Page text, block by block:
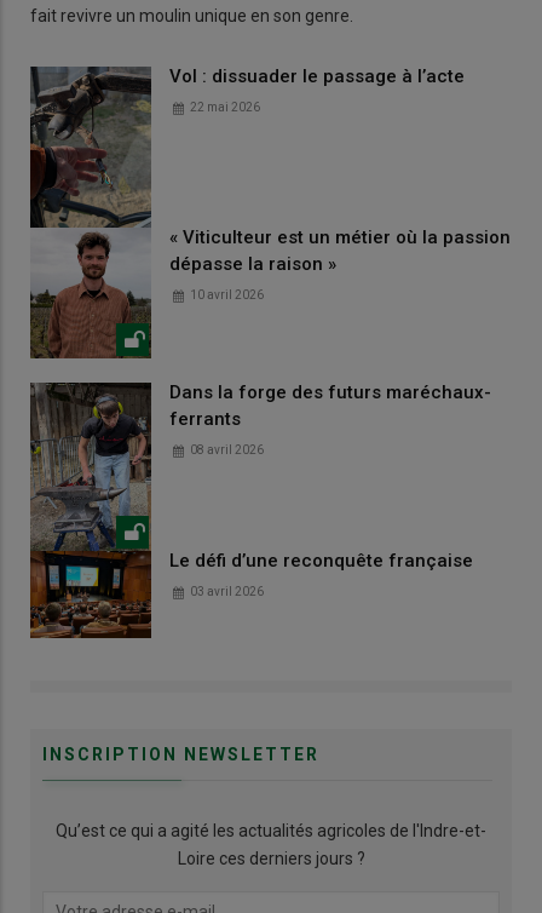
fait revivre un moulin unique en son genre.
Vol : dissuader le passage à l’acte
22 mai 2026
« Viticulteur est un métier où la passion
dépasse la raison »
10 avril 2026
Dans la forge des futurs maréchaux-
ferrants
08 avril 2026
Le défi d’une reconquête française
03 avril 2026
INSCRIPTION NEWSLETTER
Qu’est ce qui a agité les actualités agricoles de l'Indre-et-
Loire ces derniers jours ?